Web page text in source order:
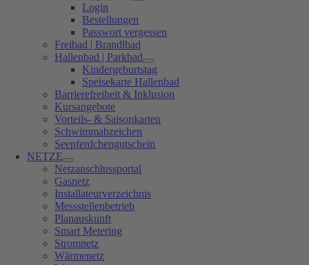
Login
Bestellungen
Passwort vergessen
Freibad | Brandlbad
Hallenbad | Parkbad
Kindergeburtstag
Speisekarte Hallenbad
Barrierefreiheit & Inklusion
Kursangebote
Vorteils- & Saisonkarten
Schwimmabzeichen
Seepferdchengutschein
NETZE
Netzanschlussportal
Gasnetz
Installateurverzeichnis
Messstellenbetrieb
Planauskunft
Smart Metering
Stromnetz
Wärmenetz